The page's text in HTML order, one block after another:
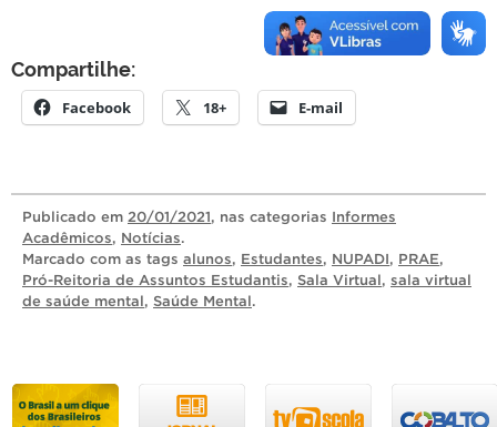
Compartilhe:
Facebook 18+ E-mail
Publicado em 20/01/2021, nas categorias Informes
Acadêmicos, Notícias.
Marcado com as tags alunos, Estudantes, NUPADI, PRAE,
Pró-Reitoria de Assuntos Estudantis, Sala Virtual, sala virtual
de saúde mental, Saúde Mental.